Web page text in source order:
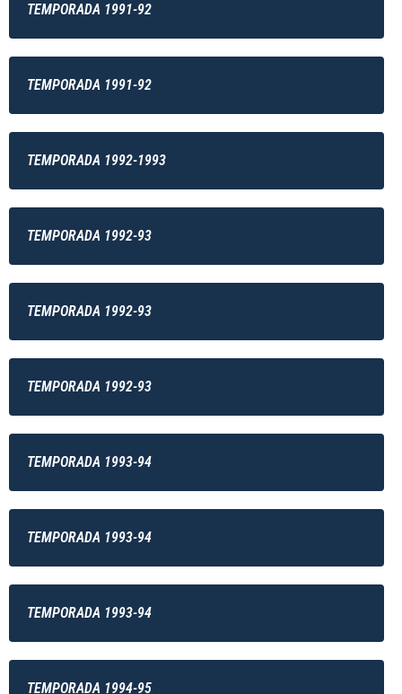
TEMPORADA 1991-92
TEMPORADA 1991-92
TEMPORADA 1992-1993
TEMPORADA 1992-93
TEMPORADA 1992-93
TEMPORADA 1992-93
TEMPORADA 1993-94
TEMPORADA 1993-94
TEMPORADA 1993-94
TEMPORADA 1994-95